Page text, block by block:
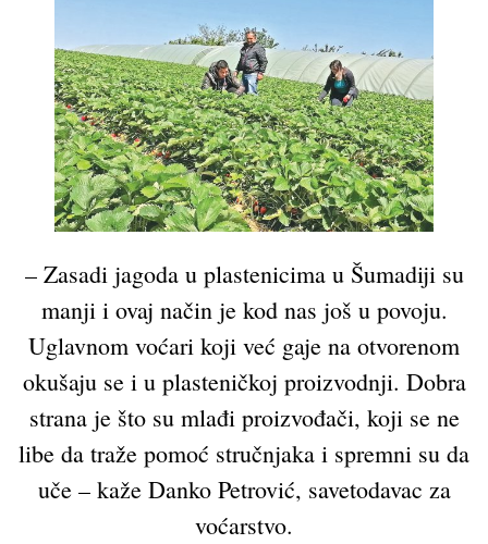
– Zasadi jagoda u plastenicima u Šumadiji su
manji i ovaj način je kod nas još u povoju.
Uglavnom voćari koji već gaje na otvorenom
okušaju se i u plasteničkoj proizvodnji. Dobra
strana je što su mlađi proizvođači, koji se ne
libe da traže pomoć stručnjaka i spremni su da
uče – kaže Danko Petrović, savetodavac za
voćarstvo.